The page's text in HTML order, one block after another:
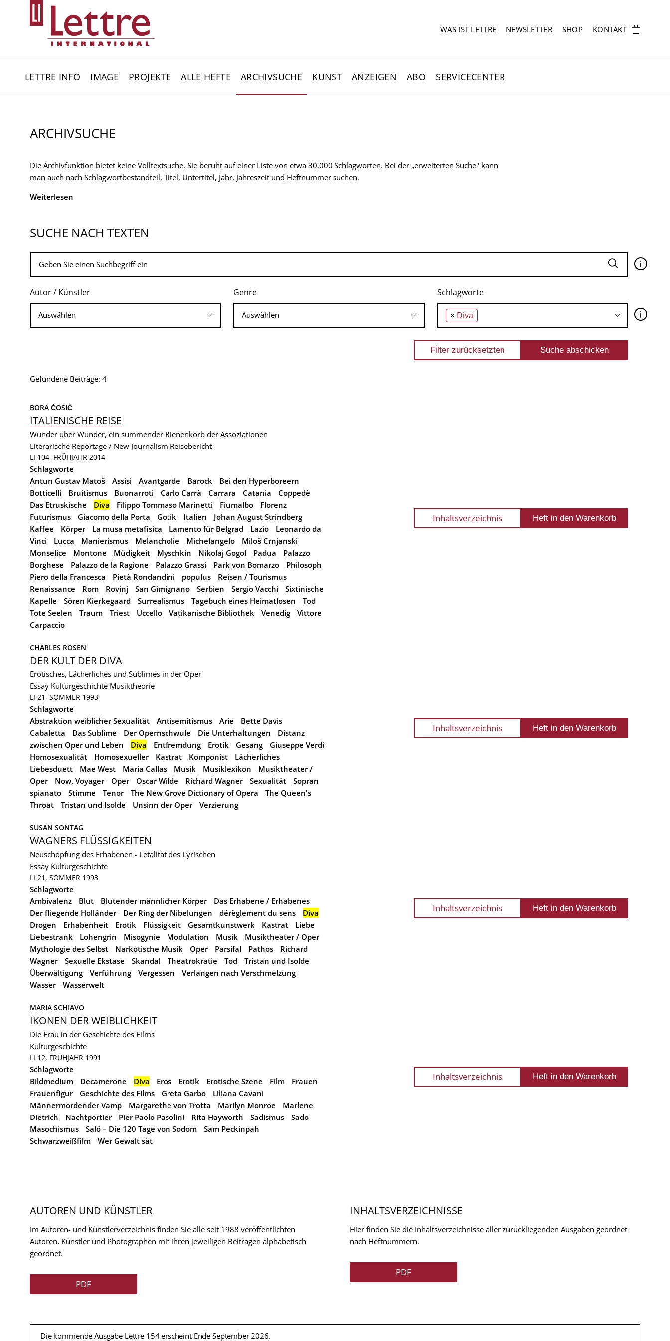
SEKUNDÄRNAVIGATION
WAS IST LETTRE NEWSLETTER SHOP KONTAKT 🛍
LETTRE INFO IMAGE PROJEKTE ALLE HEFTE ARCHIVSUCHE KUNST ANZEIGEN ABO SERVICECENTER
ARCHIVSUCHE
Die Archivfunktion bietet keine Volltextsuche. Sie beruht auf einer Liste von etwa 30.000 Schlagworten. Bei der „erweiterten Suche" kann
man auch nach Schlagwortbestandteil, Titel, Untertitel, Jahr, Jahreszeit und Heftnummer suchen.
Weiterlesen
SUCHE NACH TEXTEN
🛈
Autor / Künstler Genre Schlagworte
× Diva 🛈
Gefundene Beiträge: 4
BORA ĆOSIĆ
ITALIENISCHE REISE
Wunder über Wunder, ein summender Bienenkorb der Assoziationen
Literarische Reportage / New Journalism Reisebericht
LI 104, FRÜHJAHR 2014
Schlagworte
Antun Gustav Matoš
Assisi Avantgarde Barock
Bei den Hyperboreern
Botticelli
Bruitismus Buonarroti Carlo Carrà Carrara Catania
Coppedè
Das Etruskische
Diva Filippo Tommaso Marinetti Fiumalbo
Florenz
Futurismus
Giacomo della Porta Gotik Italien
Johan August Strindberg
Kaffee
Körper La musa metafisica Lamento für Belgrad Lazio
Leonardo da
Vinci
Lucca Manierismus Melancholie Michelangelo
Miloš Crnjanski
Monselice
Montone Müdigkeit Myschkin Nikolaj Gogol Padua
Palazzo
Borghese
Palazzo de la Ragione Palazzo Grassi Park von Bomarzo
Philosoph
Piero della Francesca
Pietà Rondandini populus
Reisen / Tourismus
Renaissance
Rom Rovinj San Gimignano Serbien Sergio Vacchi
Sixtinische
Kapelle
Sören Kierkegaard Surrealismus Tagebuch eines Heimatlosen
Tod
Tote Seelen
Traum Triest Uccello Vatikanische Bibliothek Venedig
Vittore
Carpaccio
Inhaltsverzeichnis
CHARLES ROSEN
DER KULT DER DIVA
Erotisches, Lächerliches und Sublimes in der Oper
Essay Kulturgeschichte Musiktheorie
LI 21, SOMMER 1993
Schlagworte
Abstraktion weiblicher Sexualität
Antisemitismus Arie
Bette Davis
Cabaletta
Das Sublime Der Opernschwule Die Unterhaltungen
Distanz
zwischen Oper und Leben
Diva Entfremdung Erotik Gesang
Giuseppe Verdi
Homosexualität
Homosexueller Kastrat Komponist
Lächerliches
Liebesduett
Mae West Maria Callas Musik Musiklexikon
Musiktheater /
Oper
Now, Voyager Oper Oscar Wilde Richard Wagner Sexualität
Sopran
spianato
Stimme Tenor The New Grove Dictionary of Opera
The Queen's
Throat
Tristan und Isolde Unsinn der Oper Verzierung
Inhaltsverzeichnis
SUSAN SONTAG
WAGNERS FLÜSSIGKEITEN
Neuschöpfung des Erhabenen - Letalität des Lyrischen
Essay Kulturgeschichte
LI 21, SOMMER 1993
Schlagworte
Ambivalenz
Blut Blutender männlicher Körper
Das Erhabene / Erhabenes
Der fliegende Holländer
Der Ring der Nibelungen dérèglement du sens
Diva
Drogen
Erhabenheit Erotik Flüssigkeit Gesamtkunstwerk Kastrat
Liebe
Liebestrank
Lohengrin Misogynie Modulation Musik
Musiktheater / Oper
Mythologie des Selbst
Narkotische Musik Oper Parsifal Pathos
Richard
Wagner
Sexuelle Ekstase Skandal Theatrokratie Tod
Tristan und Isolde
Überwältigung
Verführung Vergessen
Verlangen nach Verschmelzung
Wasser
Wasserwelt
Inhaltsverzeichnis
MARIA SCHIAVO
IKONEN DER WEIBLICHKEIT
Die Frau in der Geschichte des Films
Kulturgeschichte
LI 12, FRÜHJAHR 1991
Schlagworte
Bildmedium
Decamerone Diva Eros Erotik Erotische Szene Film
Frauen
Frauenfigur
Geschichte des Films Greta Garbo
Liliana Cavani
Männermordender Vamp
Margarethe von Trotta Marilyn Monroe
Marlene
Dietrich
Nachtportier Pier Paolo Pasolini Rita Hayworth Sadismus
Sado-
Masochismus
Saló – Die 120 Tage von Sodom
Sam Peckinpah
Schwarzweißfilm
Wer Gewalt sät
Inhaltsverzeichnis
AUTOREN UND KÜNSTLER
Im Autoren- und Künstlerverzeichnis finden Sie alle seit 1988 veröffentlichten
Autoren, Künstler und Photographen mit ihren jeweiligen Beitragen alphabetisch
geordnet.
PDF
INHALTSVERZEICHNISSE
Hier finden Sie die Inhaltsverzeichnisse aller zurückliegenden Ausgaben geordnet
nach Heftnummern.
PDF
Die kommende Ausgabe Lettre 154 erscheint Ende September 2026.